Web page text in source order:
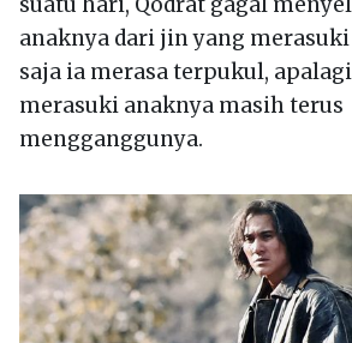
anaknya dari jin yang
saja ia merasa terpukul,
merasuki anaknya masih terus
mengganggunya.